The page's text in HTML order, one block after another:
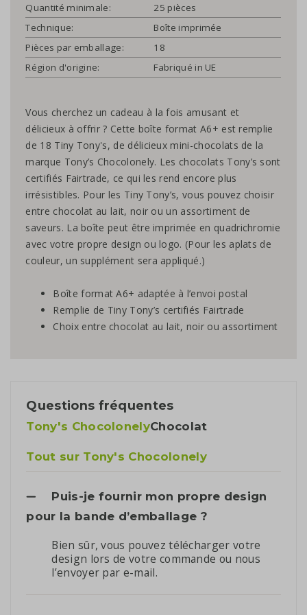
Quantité minimale:
25 pièces
Technique:
Boîte imprimée
Pièces par emballage:
18
Région d'origine:
Fabriqué in UE
Vous cherchez un cadeau à la fois amusant et
délicieux à offrir ? Cette boîte format A6+ est remplie
de 18 Tiny Tony's, de délicieux mini-chocolats de la
marque Tony’s Chocolonely. Les chocolats Tony’s sont
certifiés Fairtrade, ce qui les rend encore plus
irrésistibles. Pour les Tiny Tony’s, vous pouvez choisir
entre chocolat au lait, noir ou un assortiment de
saveurs. La boîte peut être imprimée en quadrichromie
avec votre propre design ou logo. (Pour les aplats de
couleur, un supplément sera appliqué.)
Boîte format A6+ adaptée à l’envoi postal
Remplie de Tiny Tony’s certifiés Fairtrade
Choix entre chocolat au lait, noir ou assortiment
Questions fréquentes
Tony's ChocolonelyChocolat
Tout sur Tony's Chocolonely
Puis-je fournir mon propre design
pour la bande d’emballage ?
Bien sûr, vous pouvez télécharger votre
design lors de votre commande ou nous
l’envoyer par e-mail.